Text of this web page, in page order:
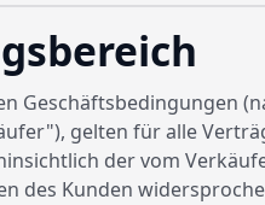
Geschäftsbedingungen
gelten für alle
der vom
des Kunden